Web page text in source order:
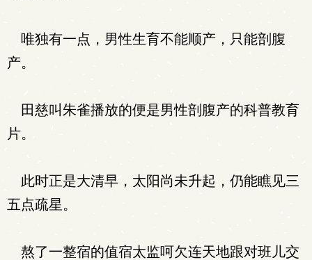
唯独有一点，男性生育不能顺产，只能剖腹
产。
田慈叫朱雀播放的便是男性剖腹产的科普教育
片。
此时正是大清早，太阳尚未升起，仍能瞧见三
五点疏星。
熬了一整宿的值宿太监呵欠连天地跟对班儿交